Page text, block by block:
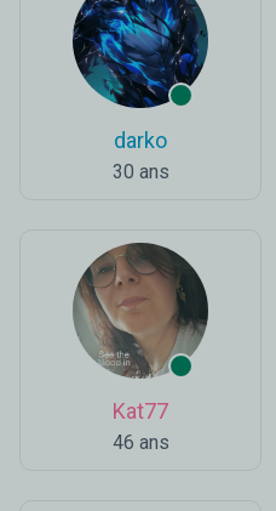
darko
30 ans
Kat77
46 ans